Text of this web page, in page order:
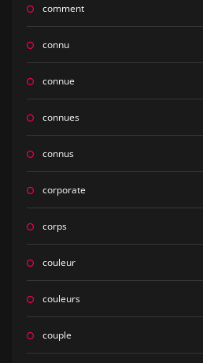
comment
connu
connue
connues
connus
corporate
corps
couleur
couleurs
couple